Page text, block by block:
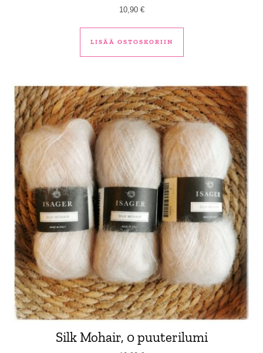
10,90 €
LISÄÄ OSTOSKORIIN
Silk Mohair, 0 puuterilumi